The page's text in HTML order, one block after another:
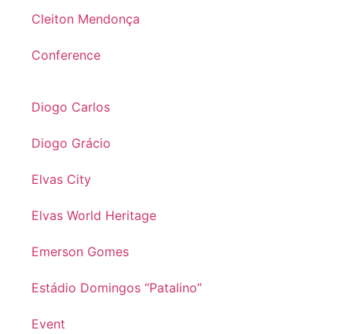
Cleiton Mendonça
Conference
Diogo Carlos
Diogo Grácio
Elvas City
Elvas World Heritage
Emerson Gomes
Estádio Domingos “Patalino”
Event